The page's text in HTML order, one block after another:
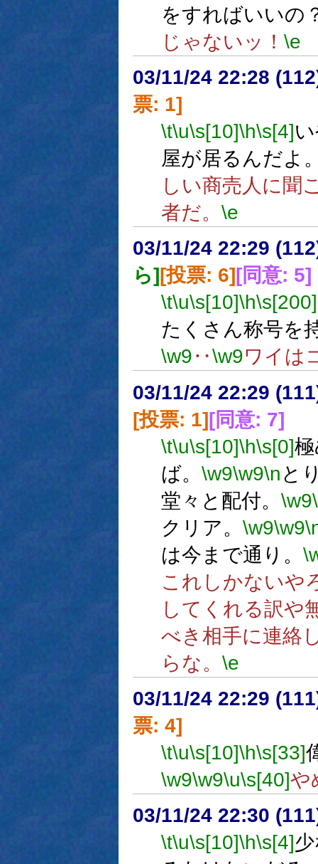
をすればいいの
じゃないッ！ \e
03/11/24 22:28
票: 1]
\t\u\s[10]\h\s[4]
屋が居るんだよ
しい商売人に聞
者だ。 \e
03/11/24 22:29
ら] [投票: 6] [同意: 5]
\t\u\s[10]\h\s[200]
たくさん称号を
\w9‥\w9ワイは
03/11/24 22:29
[投票: 1][同意: 7]
\t\u\s[10]\h\s[0]
ば。 \w9\w9\n と
堂々と配付。 \w9
クリア。 \w9\w9
は今まで通り。
これしかないや
してくれる訳や
べき相手に連絡
らな。 \e
03/11/24 22:29
票: 4]
\t\u\s[10]\h\s[33]
\w9\w9\u\s[40]や
03/11/24 22:30
\t\u\s[10]\h\s[4]